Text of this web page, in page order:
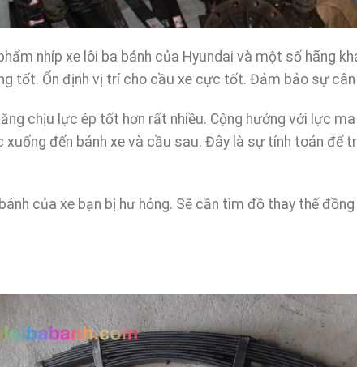
nhíp xe lôi ba bánh của Hyundai và một số hãng
tốt. Ổn định vị trí cho cầu xe cực tốt. Đảm bảo sự
chịu lực ép tốt hơn rất nhiều. Cộng hưởng với lực
đến bánh xe và cầu sau. Đây là sự tính toán để
của xe bạn bị hư hỏng. Sẽ cần tìm đồ thay thế